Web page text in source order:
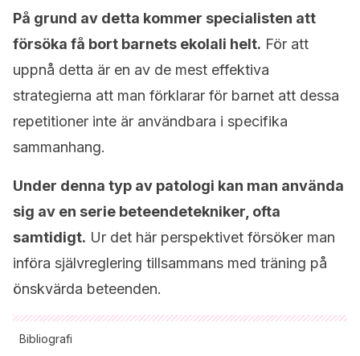
På grund av detta kommer specialisten att
försöka få bort barnets ekolali helt. För att
uppnå detta är en av de mest effektiva
strategierna att man förklarar för barnet att dessa
repetitioner inte är användbara i specifika
sammanhang.
Under denna typ av patologi kan man använda
sig av en serie beteendetekniker, ofta
samtidigt. Ur det här perspektivet försöker man
införa självreglering tillsammans med träning på
önskvärda beteenden.
Bibliografi